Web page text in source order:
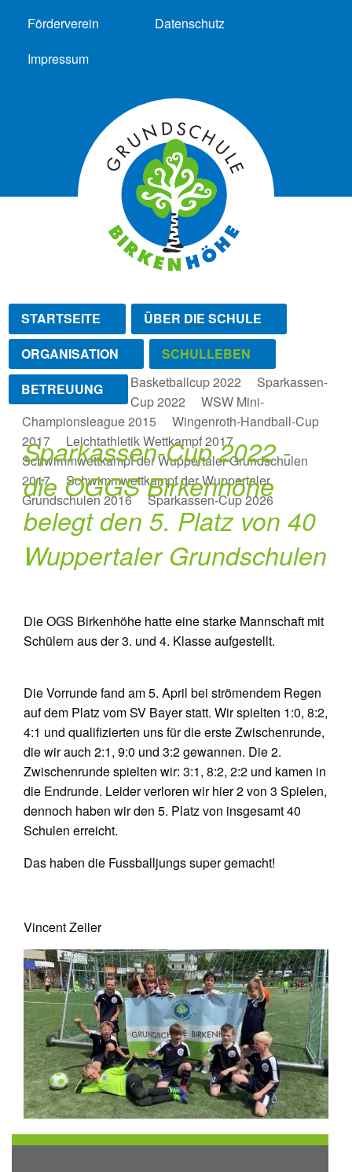
Förderverein
Datenschutz
Impressum
STARTSEITE
ÜBER DIE SCHULE
ORGANISATION
SCHULLEBEN
BETREUUNG
Basketballcup 2022
Sparkassen-
Cup 2022
WSW Mini-
Championsleague 2015
Wingenroth-Handball-Cup
2017
Leichtathletik Wettkampf 2017
Schwimmwettkampf der Wuppertaler Grundschulen
2017
Schwimmwettkampf der Wuppertaler
Grundschulen 2016
Sparkassen-Cup 2026
Sparkassen-Cup 2022 -
die OGGS Birkenhöhe
belegt den 5. Platz von 40
Wuppertaler Grundschulen
Die OGS Birkenhöhe hatte eine starke Mannschaft mit
Schülern aus der 3. und 4. Klasse aufgestellt.
Die Vorrunde fand am 5. April bei strömendem Regen
auf dem Platz vom SV Bayer statt. Wir spielten 1:0, 8:2,
4:1 und qualifizierten uns für die erste Zwischenrunde,
die wir auch 2:1, 9:0 und 3:2 gewannen. Die 2.
Zwischenrunde spielten wir: 3:1, 8:2, 2:2 und kamen in
die Endrunde. Leider verloren wir hier 2 von 3 Spielen,
dennoch haben wir den 5. Platz von insgesamt 40
Schulen erreicht.
Das haben die Fussballjungs super gemacht!
Vincent Zeiler